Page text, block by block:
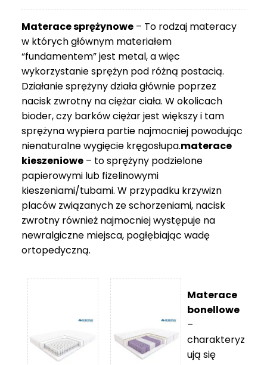
749 zł
Materace sprężynowe – To rodzaj materacy
w których głównym materiałem
“fundamentem” jest metal, a więc
wykorzystanie sprężyn pod różną postacią.
Działanie sprężyny działa głównie poprzez
nacisk zwrotny na ciężar ciała. W okolicach
bioder, czy barków ciężar jest większy i tam
sprężyna wypiera partie najmocniej powodując
nienaturalne wygięcie kręgosłupa.materace
kieszeniowe – to sprężyny podzielone
papierowymi lub fizelinowymi
kieszeniami/tubami. W przypadku krzywizn
placów związanych ze schorzeniami, nacisk
zwrotny również najmocniej występuje na
newralgiczne miejsca, pogłębiając wadę
ortopedyczną.
Materace
bonellowe
–
charakteryz
ują się